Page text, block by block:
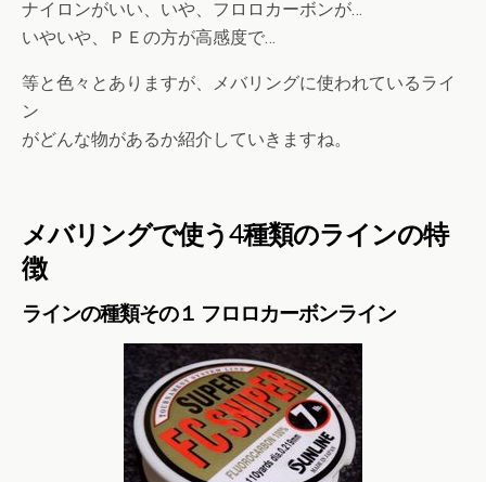
ナイロンがいい、いや、フロロカーボンが…
いやいや、ＰＥの方が高感度で…
等と色々とありますが、メバリングに使われているライ
ン
がどんな物があるか紹介していきますね。
メバリングで使う4種類のラインの特
徴
ラインの種類その１ フロロカーボンライン